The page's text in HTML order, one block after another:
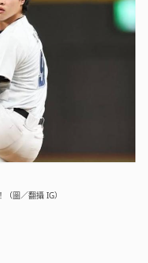
圖／翻攝 IG）